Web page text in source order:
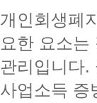
개인회생폐
요한 요소는
관리입니다.
사업소득 증